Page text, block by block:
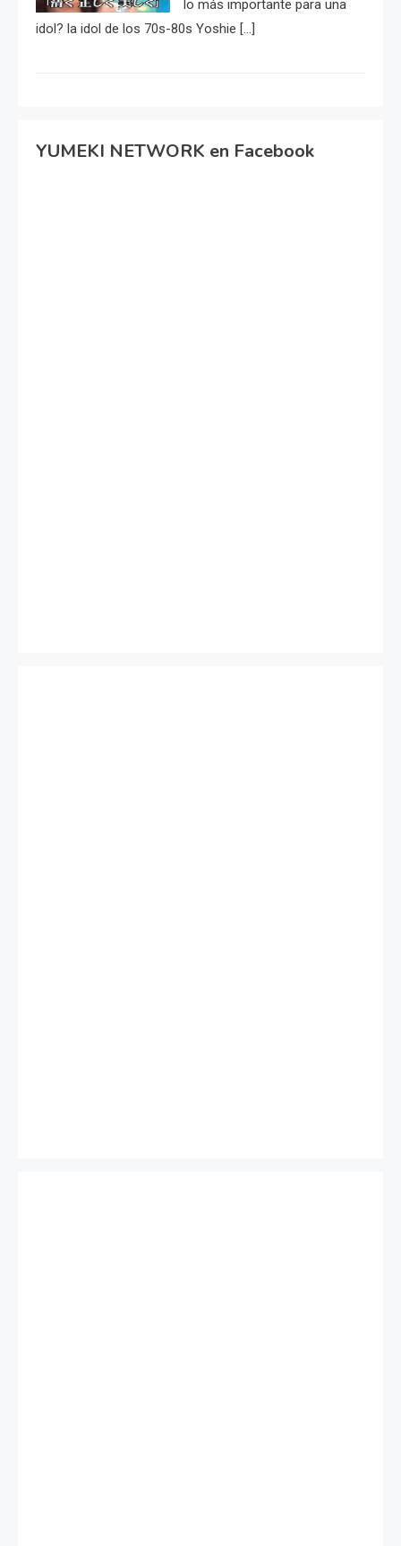
lo más importante para una
idol? la idol de los 70s-80s Yoshie […]
YUMEKI NETWORK en Facebook